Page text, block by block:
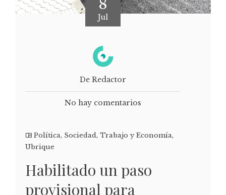
8
Jul
De Redactor
No hay comentarios
Política, Sociedad, Trabajo y Economía,
Ubrique
Habilitado un paso
provisional para